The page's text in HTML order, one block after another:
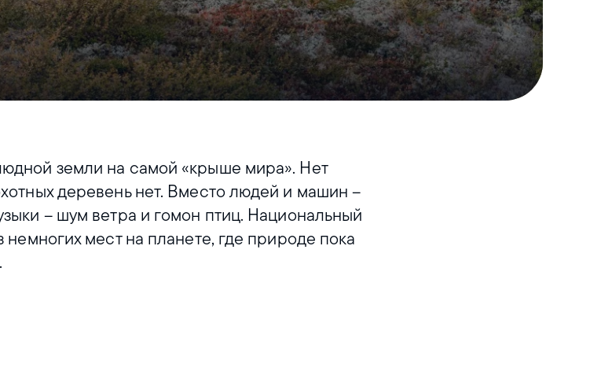
земли на самой «крыше мира». Нет
деревень нет. Вместо людей и машин –
– шум ветра и гомон птиц. Национальный
немногих мест на планете, где природе пока